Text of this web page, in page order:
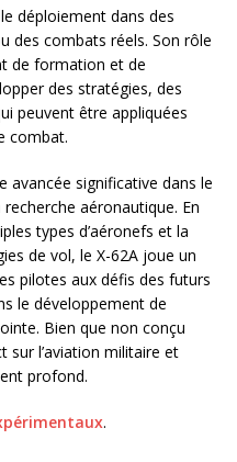
déploiement dans des
des combats réels. Son rôle
de formation et de
des stratégies, des
peuvent être appliquées
combat.
avancée significative dans le
aéronautique. En
types d’aéronefs et la
de vol, le X-62A joue un
pilotes aux défis des futurs
le développement de
Bien que non conçu
l’aviation militaire et
profond.
.